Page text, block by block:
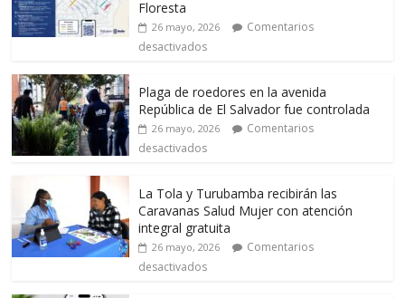
Floresta
26 mayo, 2026
Comentarios
desactivados
Plaga de roedores en la avenida
República de El Salvador fue controlada
26 mayo, 2026
Comentarios
desactivados
La Tola y Turubamba recibirán las
Caravanas Salud Mujer con atención
integral gratuita
26 mayo, 2026
Comentarios
desactivados